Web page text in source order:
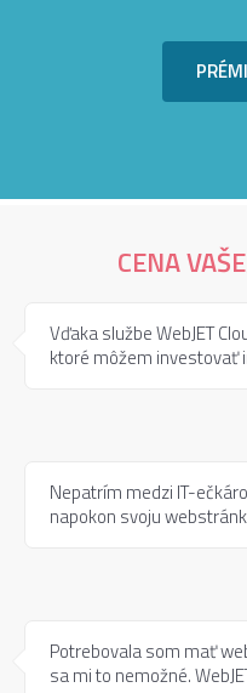
CENA
Vďaka službe WebJET
ktoré môžem investovať
Nepatrím medzi IT-
napokon svoju
Potrebovala som mať
sa mi to nemožné.